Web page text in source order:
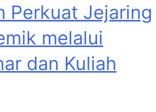
Perkuat Jejaring
melalui
dan Kuliah